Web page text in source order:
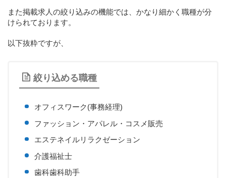
また掲載求人の絞り込みの機能では、かなり細かく職種が分
けられております。
以下抜粋ですが、
絞り込める職種
オフィスワーク(事務経理)
ファッション・アパレル・コスメ販売
エステネイルリラクゼーション
介護福祉士
歯科歯科助手